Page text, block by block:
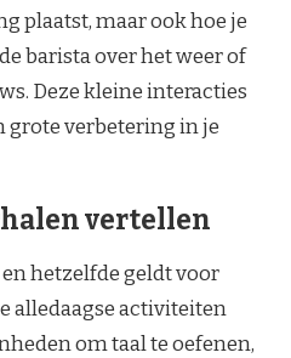
plaatst, maar ook hoe je
barista over het weer of
Deze kleine interacties
grote verbetering in je
vertellen
hetzelfde geldt voor
alledaagse activiteiten
om taal te oefenen,